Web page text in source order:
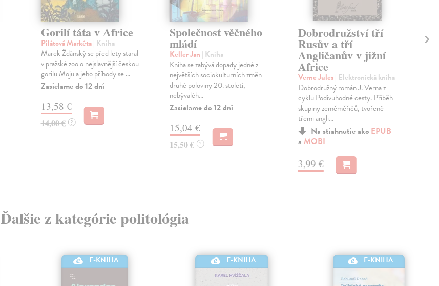
Gorilí táta v Africe
Pilátová Markéta| Kniha
Marek Ždánský se před lety staral
v pražské zoo o nejslavnější českou
gorilu Moju a jeho příhody se ...
Zasielame do 12 dní
13,58 €
14,00 € ?
Společnost věčného
mládí
Keller Jan | Kniha
Kniha se zabývá dopady jedné z
největších sociokulturních změn
druhé poloviny 20. století,
nebývaléh...
Zasielame do 12 dní
15,04 €
15,50 € ?
Dobrodružství tří
Rusův a tří
Angličanův v jižní
Africe
Verne Jules| Elektronická kniha
Dobrodružný román J. Verna z
cyklu Podivuhodné cesty. Příběh
skupiny zeměměřičů, tvořené
třemi angli...
Na stiahnutie ako EPUB
a MOBI
3,99 €
Ďalšie z kategórie politológia
E-KNIHA E-KNIHA E-KNIHA